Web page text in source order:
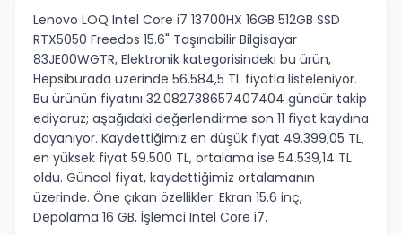
Lenovo LOQ Intel Core i7 13700HX 16GB 512GB SSD
RTX5050 Freedos 15.6" Taşınabilir Bilgisayar
83JE00WGTR, Elektronik kategorisindeki bu ürün,
Hepsiburada üzerinde 56.584,5 TL fiyatla listeleniyor.
Bu ürünün fiyatını 32.082738657407404 gündür takip
ediyoruz; aşağıdaki değerlendirme son 11 fiyat kaydına
dayanıyor. Kaydettiğimiz en düşük fiyat 49.399,05 TL,
en yüksek fiyat 59.500 TL, ortalama ise 54.539,14 TL
oldu. Güncel fiyat, kaydettiğimiz ortalamanın
üzerinde. Öne çıkan özellikler: Ekran 15.6 inç,
Depolama 16 GB, İşlemci Intel Core i7.